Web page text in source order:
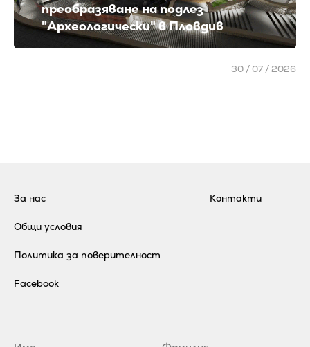
преобразяване на подлез
"Археологически" в Пловдив
30 / 07 / 2026
За нас
Общи условия
Политика за поверителност
Контакти
Facebook